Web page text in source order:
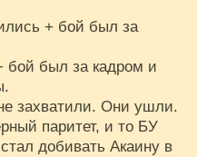
+ бой был за
бой был за кадром и
захватили. Они ушли.
паритет, и то БУ
добивать Акаину в